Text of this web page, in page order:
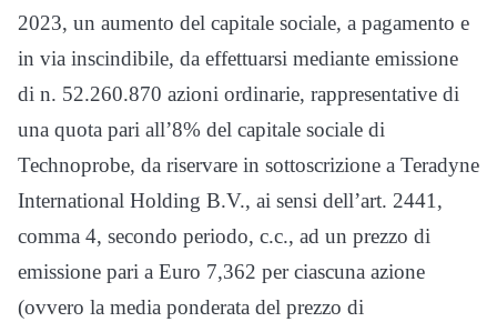
2023, un aumento del capitale sociale, a pagamento e
in via inscindibile, da effettuarsi mediante emissione
di n. 52.260.870 azioni ordinarie, rappresentative di
una quota pari all’8% del capitale sociale di
Technoprobe, da riservare in sottoscrizione a Teradyne
International Holding B.V., ai sensi dell’art. 2441,
comma 4, secondo periodo, c.c., ad un prezzo di
emissione pari a Euro 7,362 per ciascuna azione
(ovvero la media ponderata del prezzo di